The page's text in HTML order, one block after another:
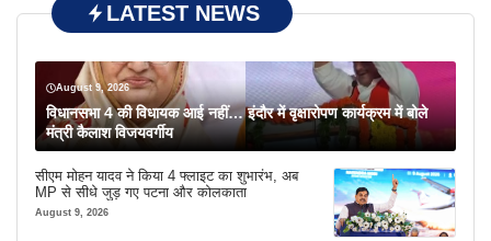
LATEST NEWS
August 9, 2026
विधानसभा 4 की विधायक आई नहीं… इंदौर में वृक्षारोपण कार्यक्रम में बोले
मंत्री कैलाश विजयवर्गीय
सीएम मोहन यादव ने किया 4 फ्लाइट का शुभारंभ, अब
MP से सीधे जुड़ गए पटना और कोलकाता
August 9, 2026